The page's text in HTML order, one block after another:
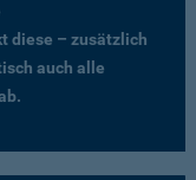
diese – zusätzlich
auch alle